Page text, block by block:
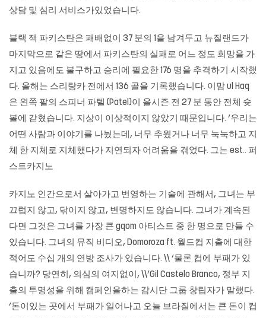
상담 및 심리 서비스가있었습니다.
블랙 잭 파키스탄은 패배없이 37 분의 1을 남겨두고 뉴질랜드가
마지막으로 같은 땅에서 파키스탄의 실패로 어느 정도 희망을 가
지고 있음에도 불구하고 승리에 필요한 176 명을 추격하기 시작했
다. 올해는 스리랑카 전에서 136 골을 기록했습니다. 이맘 ul Haq
은 왼쪽 팔의 스피너 파텔 (Patel)이 올시즌 전 27 분 동안 전체 슛
볼에 갇혔습니다. 지상이 이상적이지 않았기 때문입니다. ‘우리는
어떤 사람과 이야기를 나눴는데, 너무 추웠거나 너무 눅눅하고 지
체 한 지체로 지체했다가 지연되자 어려움을 겪었다. 그는 est.. 퍼
스트카지노
카지노 인간으로서 살아가고 번영하는 기술에 관해서, 그녀는 부
끄럽지 않고, 닦이지 않고, 변명하지도 않습니다. 그녀가 계속된
다면 그것은 그녀를 가장 큰 gqom 아티스트 중 한 명으로 만들 수
있습니다. 그녀의 뮤직 비디오, Domoroza ft. 월드컵 지출에 대한
적어도 수십 개의 연방 조사가 있습니다. \\ ‘물론 컵에 부패가 있
습니까? 당연히, 의심의 여지없이, \\’Gil Castelo Branco, 정부 지
출의 투명성을 위해 캠페인을하는 감시단 그룹 창립자가 말했다.
‘돈이있는 곳에서 부패가 일어나고 오늘 브라질에서는 큰 돈이 컵